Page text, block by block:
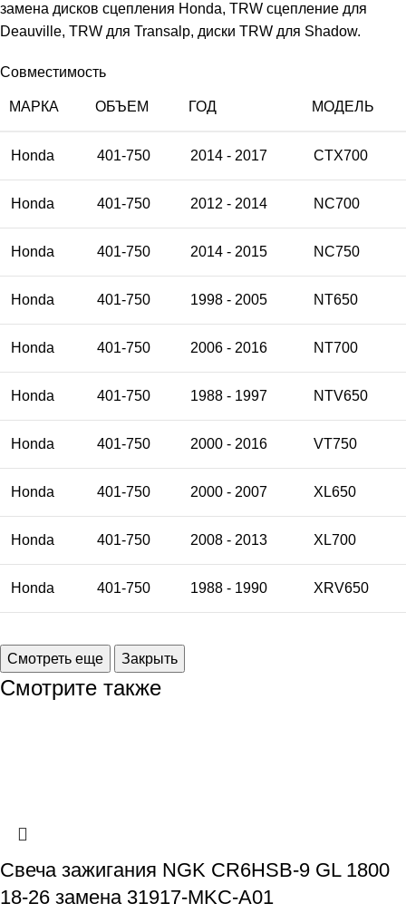
замена дисков сцепления Honda, TRW сцепление для
Deauville, TRW для Transalp, диски TRW для Shadow.
Совместимость
МАРКА ОБЪЕМ ГОД МОДЕЛЬ
Honda 401-750 2014 - 2017 CTX700
Honda 401-750 2012 - 2014 NC700
Honda 401-750 2014 - 2015 NC750
Honda 401-750 1998 - 2005 NT650
Honda 401-750 2006 - 2016 NT700
Honda 401-750 1988 - 1997 NTV650
Honda 401-750 2000 - 2016 VT750
Honda 401-750 2000 - 2007 XL650
Honda 401-750 2008 - 2013 XL700
Honda 401-750 1988 - 1990 XRV650
Смотрите также
Свеча зажигания NGK CR6HSB-9 GL 1800
18-26 замена 31917-MKC-A01